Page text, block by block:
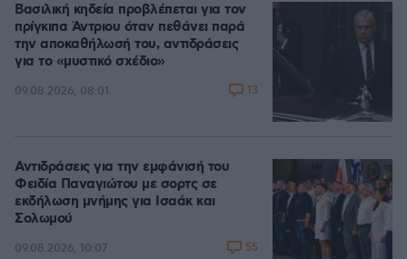
Βασιλική κηδεία προβλέπεται για τον
πρίγκιπα Άντριου όταν πεθάνει παρά
την αποκαθήλωσή του, αντιδράσεις
για το «μυστικό σχέδιο»
09.08.2026, 08:01 13
Αντιδράσεις για την εμφάνισή του
Φειδία Παναγιώτου με σορτς σε
εκδήλωση μνήμης για Ισαάκ και
Σολωμού
09.08.2026, 10:07 55